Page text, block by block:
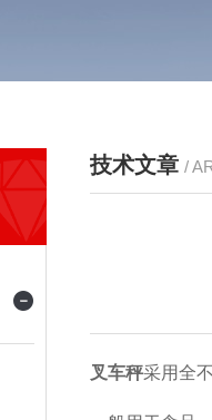
技术文章 /
叉车秤采用全